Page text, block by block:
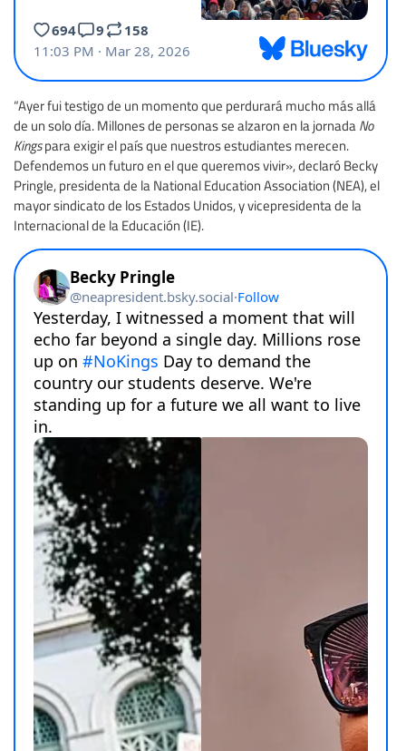
“Ayer fui testigo de un momento que perdurará mucho más allá
de un solo día. Millones de personas se alzaron en la jornada No
Kingspara exigir el país que nuestros estudiantes merecen.
Defendemos un futuro en el que queremos vivir», declaró Becky
Pringle, presidenta de la National Education Association (NEA), el
mayor sindicato de los Estados Unidos, y vicepresidenta de la
Internacional de la Educación (IE).